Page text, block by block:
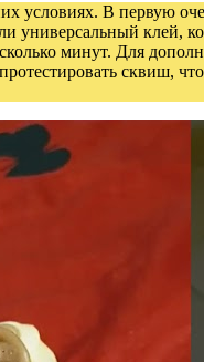
условиях. В первую
универсальный клей,
минут. Для
сквиш,